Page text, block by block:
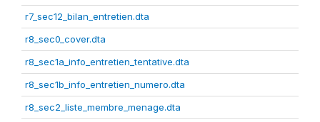
r7_sec12_bilan_entretien.dta
r8_sec0_cover.dta
r8_sec1a_info_entretien_tentative.dta
r8_sec1b_info_entretien_numero.dta
r8_sec2_liste_membre_menage.dta